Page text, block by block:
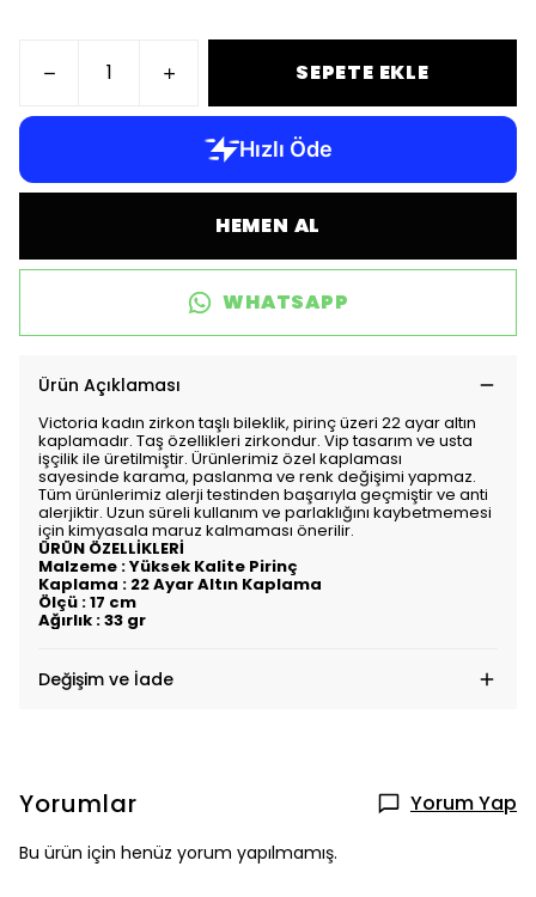
SEPETE EKLE
HEMEN AL
WHATSAPP
Ürün Açıklaması
Victoria kadın zirkon taşlı bileklik, pirinç üzeri 22 ayar altın
kaplamadır. Taş özellikleri zirkondur. Vip tasarım ve usta
işçilik ile üretilmiştir. Ürünlerimiz özel kaplaması
sayesinde karama, paslanma ve renk değişimi yapmaz.
Tüm ürünlerimiz alerji testinden başarıyla geçmiştir ve anti
alerjiktir. Uzun süreli kullanım ve parlaklığını kaybetmemesi
için kimyasala maruz kalmaması önerilir.
ÜRÜN ÖZELLİKLERİ
Malzeme : Yüksek Kalite Pirinç
Kaplama : 22 Ayar Altın Kaplama
Ölçü : 17 cm
Ağırlık : 33 gr
Değişim ve İade
Yorumlar Yorum Yap
Bu ürün için henüz yorum yapılmamış.